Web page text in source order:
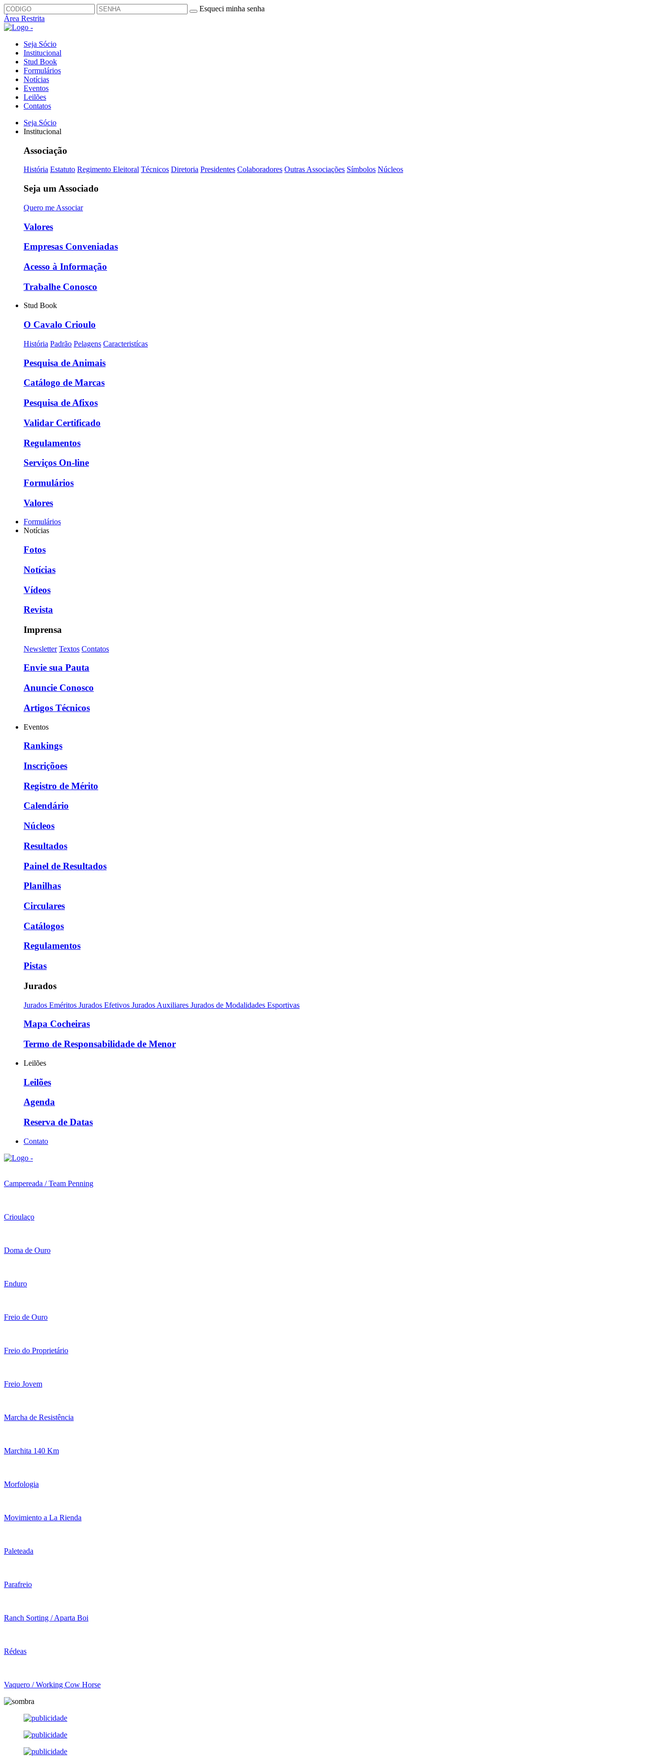
Esqueci minha senha
Área Restrita
Seja Sócio
Institucional
Stud Book
Formulários
Notícias
Eventos
Leilões
Contatos
Seja Sócio
Institucional
Associação
História Estatuto Regimento Eleitoral Técnicos Diretoria Presidentes Colaboradores Outras Associações Símbolos Núcleos
Seja um Associado
Quero me Associar
Valores
Empresas Conveniadas
Acesso à Informação
Trabalhe Conosco
Stud Book
O Cavalo Crioulo
História Padrão Pelagens Caracteristícas
Pesquisa de Animais
Catálogo de Marcas
Pesquisa de Afixos
Validar Certificado
Regulamentos
Serviços On-line
Formulários
Valores
Formulários
Notícias
Fotos
Notícias
Vídeos
Revista
Imprensa
Newsletter Textos Contatos
Envie sua Pauta
Anuncie Conosco
Artigos Técnicos
Eventos
Rankings
Inscriçõoes
Registro de Mérito
Calendário
Núcleos
Resultados
Painel de Resultados
Planilhas
Circulares
Catálogos
Regulamentos
Pistas
Jurados
Jurados Eméritos Jurados Efetivos Jurados Auxiliares Jurados de Modalidades Esportivas
Mapa Cocheiras
Termo de Responsabilidade de Menor
Leilões
Leilões
Agenda
Reserva de Datas
Contato
Campereada / Team Penning
Crioulaço
Doma de Ouro
Enduro
Freio de Ouro
Freio do Proprietário
Freio Jovem
Marcha de Resistência
Marchita 140 Km
Morfologia
Movimiento a La Rienda
Paleteada
Parafreio
Ranch Sorting / Aparta Boi
Rédeas
Vaquero / Working Cow Horse